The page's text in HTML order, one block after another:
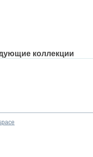
коллекции